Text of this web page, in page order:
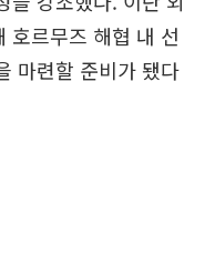
호르무즈 해협 내 선
마련할 준비가 됐다